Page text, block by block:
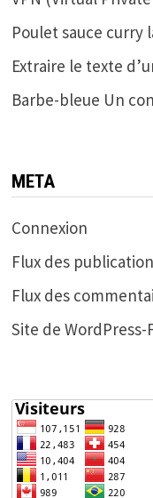
Poulet sauce curry
Extraire le texte
Barbe-bleue Un
META
Connexion
Flux des
Flux des
Site de WordPress-